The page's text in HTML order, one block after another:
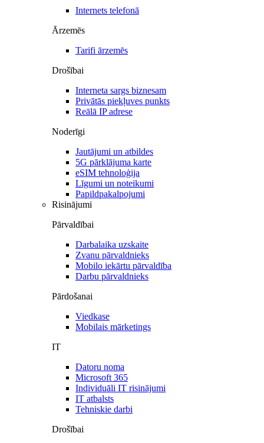
Internets telefonā
Ārzemēs
Tarifi ārzemēs
Drošībai
Interneta sargs biznesam
Privātās piekļuves punkts
Reālā IP adrese
Noderīgi
Jautājumi un atbildes
5G pārklājuma karte
eSIM tehnoloģija
Līgumi un noteikumi
Papildpakalpojumi
Risinājumi
Pārvaldībai
Darbalaika uzskaite
Zvanu pārvaldnieks
Mobilo iekārtu pārvaldība
Darbu pārvaldnieks
Pārdošanai
Viedkase
Mobilais mārketings
IT
Datoru noma
Microsoft 365
Individuāli IT risinājumi
IT atbalsts
Tehniskie darbi
Drošībai